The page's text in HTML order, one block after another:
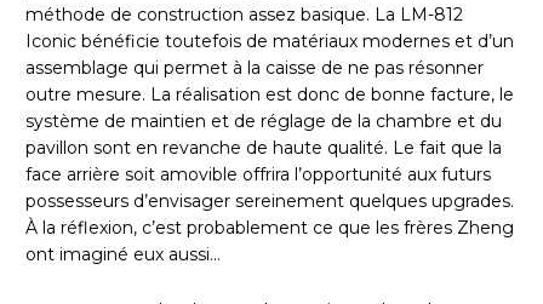
méthode de construction assez basique. La LM-812
Iconic bénéficie toutefois de matériaux modernes et d’un
assemblage qui permet à la caisse de ne pas résonner
outre mesure. La réalisation est donc de bonne facture, le
système de maintien et de réglage de la chambre et du
pavillon sont en revanche de haute qualité. Le fait que la
face arrière soit amovible offrira l’opportunité aux futurs
possesseurs d’envisager sereinement quelques upgrades.
À la réflexion, c’est probablement ce que les frères Zheng
ont imaginé eux aussi…